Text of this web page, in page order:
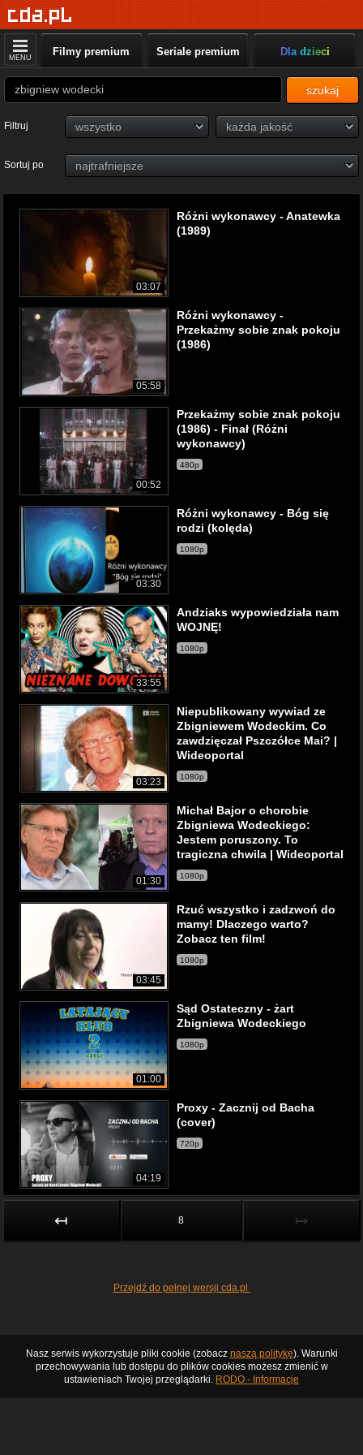
MENU Filmy premium Seriale premium Dla dzieci
szukaj
Filtruj
Sortuj po
03:07
Różni wykonawcy - Anatewka
(1989)
05:58
Różni wykonawcy -
Przekażmy sobie znak pokoju
(1986)
00:52
Przekażmy sobie znak pokoju
(1986) - Finał (Różni
wykonawcy)
480p
03:30
Różni wykonawcy - Bóg się
rodzi (kolęda)
1080p
33:55
Andziaks wypowiedziała nam
WOJNĘ!
1080p
03:23
Niepublikowany wywiad ze
Zbigniewem Wodeckim. Co
zawdzięczał Pszczółce Mai? |
Wideoportal
1080p
01:30
Michał Bajor o chorobie
Zbigniewa Wodeckiego:
Jestem poruszony. To
tragiczna chwila | Wideoportal
1080p
03:45
Rzuć wszystko i zadzwoń do
mamy! Dlaczego warto?
Zobacz ten film!
1080p
01:00
Sąd Ostateczny - żart
Zbigniewa Wodeckiego
1080p
04:19
Proxy - Zacznij od Bacha
(cover)
720p
↤ 8 ↦
Przejdź do pełnej wersji cda.pl
Nasz serwis wykorzystuje pliki cookie (zobacz naszą politykę). Warunki
przechowywania lub dostępu do plików cookies możesz zmienić w
ustawieniach Twojej przeglądarki. RODO - Informacje